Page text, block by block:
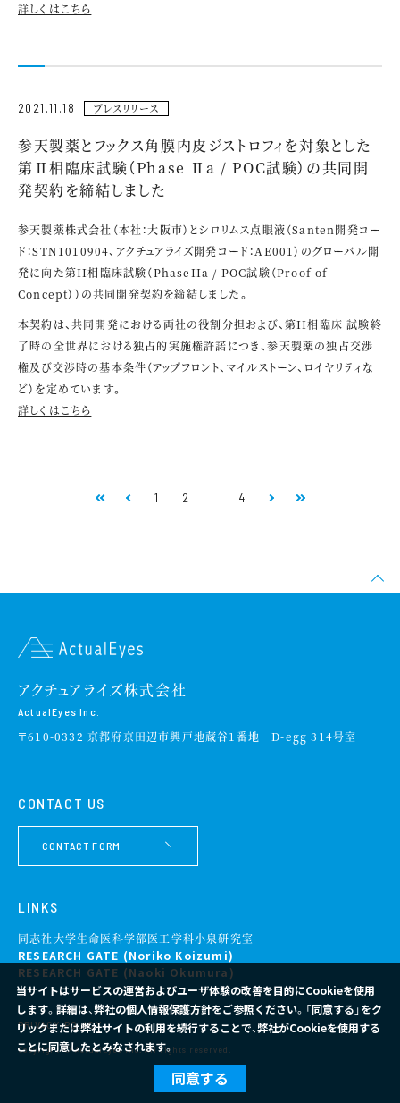
詳しくはこちら
2021.11.18 プレスリリース
参天製薬とフックス角膜内皮ジストロフィを対象とした
第Ⅱ相臨床試験（Phase Ⅱa / POC試験）の共同開
発契約を締結しました
参天製薬株式会社（本社：大阪市）とシロリムス点眼液（Santen開発コー
ド：STN1010904、アクチュアライズ開発コード：AE001）のグローバル開
発に向た第II相臨床試験（PhaseIIa / POC試験（Proof of
Concept））の共同開発契約を締結しました。
本契約は、共同開発における両社の役割分担および、第II相臨床 試験終
了時の全世界における独占的実施権許諾につき、参天製薬の独占交渉
権及び交渉時の基本条件（アップフロント、マイルストーン、ロイヤリティな
ど）を定めています。
詳しくはこちら
1 2 4
アクチュアライズ株式会社
ActualEyes Inc.
〒610-0332 京都府京田辺市興戸地蔵谷1番地 D-egg 314号室
CONTACT US
CONTACT FORM
LINKS
同志社大学生命医科学部医工学科小泉研究室
RESEARCH GATE (Noriko Koizumi)
RESEARCH GATE (Naoki Okumura)
PRIVACY POLICY
Copyright © ActualEyes Inc. All rights reserved.
当サイトはサービスの運営およびユーザ体験の改善を目的にCookieを使用
します。詳細は、弊社の個人情報保護方針をご参照ください。「同意する」をク
リックまたは弊社サイトの利用を続行することで、弊社がCookieを使用する
ことに同意したとみなされます。
同意する